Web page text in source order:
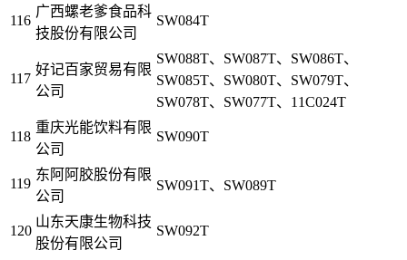
116
广西螺老爹食品科
技股份有限公司
SW084T
117
好记百家贸易有限
公司
SW088T、SW087T、SW086T、
SW085T、SW080T、SW079T、
SW078T、SW077T、11C024T
118
重庆光能饮料有限
公司
SW090T
119
东阿阿胶股份有限
公司
SW091T、SW089T
120
山东天康生物科技
股份有限公司
SW092T